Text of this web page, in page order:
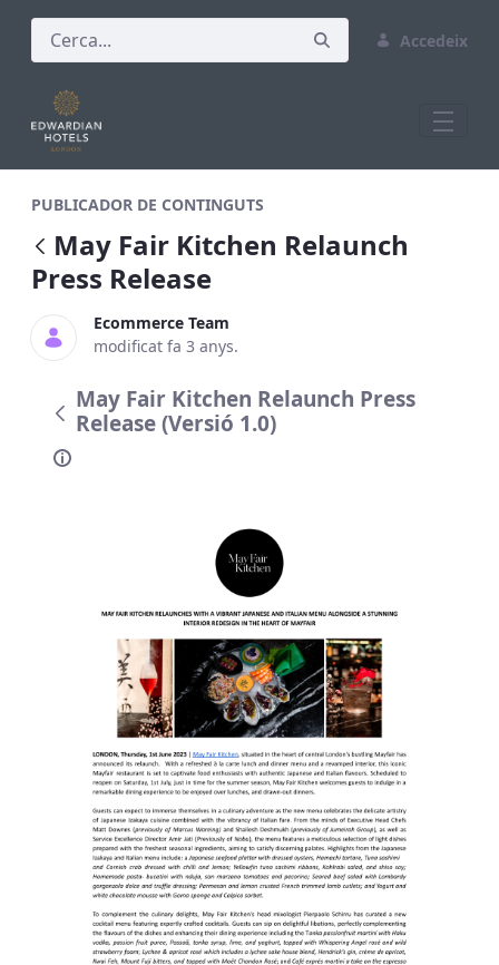
Accedeix
PUBLICADOR DE CONTINGUTS
May Fair Kitchen Relaunch
Press Release
Ecommerce Team
modificat fa 3 anys.
May Fair Kitchen Relaunch Press
Release (Versió 1.0)